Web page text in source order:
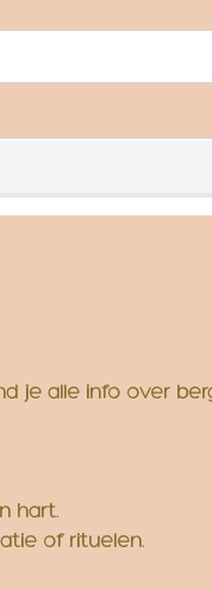
je alle info over
hart.
of rituelen.